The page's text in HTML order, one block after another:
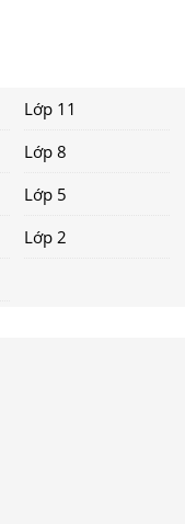
Lớp 11
Lớp 8
Lớp 5
Lớp 2